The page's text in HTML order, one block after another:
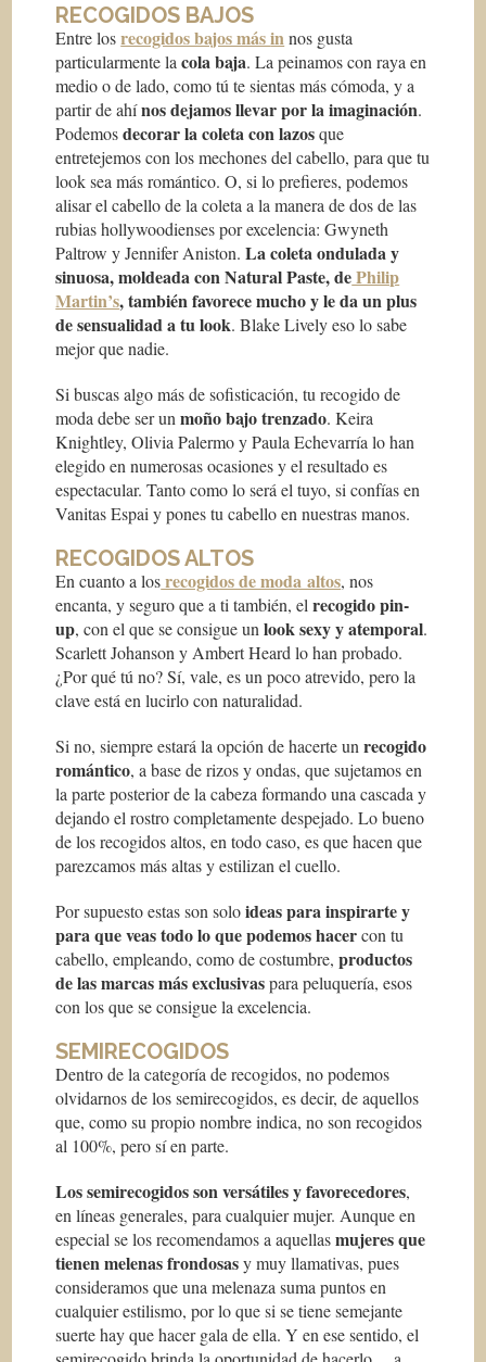
RECOGIDOS BAJOS
Entre losrecogidos bajos másinnos gusta
particularmente lacola baja. La peinamos con raya en
medio o de lado, como tú te sientas más cómoda, y a
partir de ahínos dejamos llevar por la imaginación.
Podemosdecorar la coleta con lazosque
entretejemos con los mechones del cabello, para que tu
look sea más romántico. O, si lo prefieres, podemos
alisar el cabello de la coleta a la manera de dos de las
rubias hollywoodienses por excelencia: Gwyneth
Paltrow y Jennifer Aniston.La coleta ondulada y
sinuosa, moldeada con Natural Paste, dePhilip
Martin’s, también favorece mucho y le da un plus
de sensualidad a tu look. Blake Lively eso lo sabe
mejor que nadie.
Si buscas algo más de sofisticación, tu recogido de
moda debe ser unmoño bajo trenzado. Keira
Knightley, Olivia Palermo y Paula Echevarría lo han
elegido en numerosas ocasiones y el resultado es
espectacular. Tanto como lo será el tuyo, si confías en
Vanitas Espai y pones tu cabello en nuestras manos.
RECOGIDOS ALTOS
En cuanto a losrecogidos de moda altos, nos
encanta, y seguro que a ti también, elrecogidopin-
up, con el que se consigue unlook sexy y atemporal.
Scarlett Johanson y Ambert Heard lo han probado.
¿Por qué tú no? Sí, vale, es un poco atrevido, pero la
clave está en lucirlo con naturalidad.
Si no, siempre estará la opción de hacerte unrecogido
romántico, a base de rizos y ondas, que sujetamos en
la parte posterior de la cabeza formando una cascada y
dejando el rostro completamente despejado. Lo bueno
de los recogidos altos, en todo caso, es que hacen que
parezcamos más altas y estilizan el cuello.
Por supuesto estas son soloideas para inspirarte y
para que veas todo lo que podemos hacercon tu
cabello, empleando, como de costumbre,productos
de las marcas más exclusivaspara peluquería, esos
con los que se consigue la excelencia.
SEMIRECOGIDOS
Dentro de la categoría de recogidos, no podemos
olvidarnos de los semirecogidos, es decir, de aquellos
que, como su propio nombre indica, no son recogidos
al 100%, pero sí en parte.
Los semirecogidos son versátiles y favorecedores,
en líneas generales, para cualquier mujer. Aunque en
especial se los recomendamos a aquellasmujeres que
tienen melenas frondosasy muy llamativas, pues
consideramos que una melenaza suma puntos en
cualquier estilismo, por lo que si se tiene semejante
suerte hay que hacer gala de ella. Y en ese sentido, el